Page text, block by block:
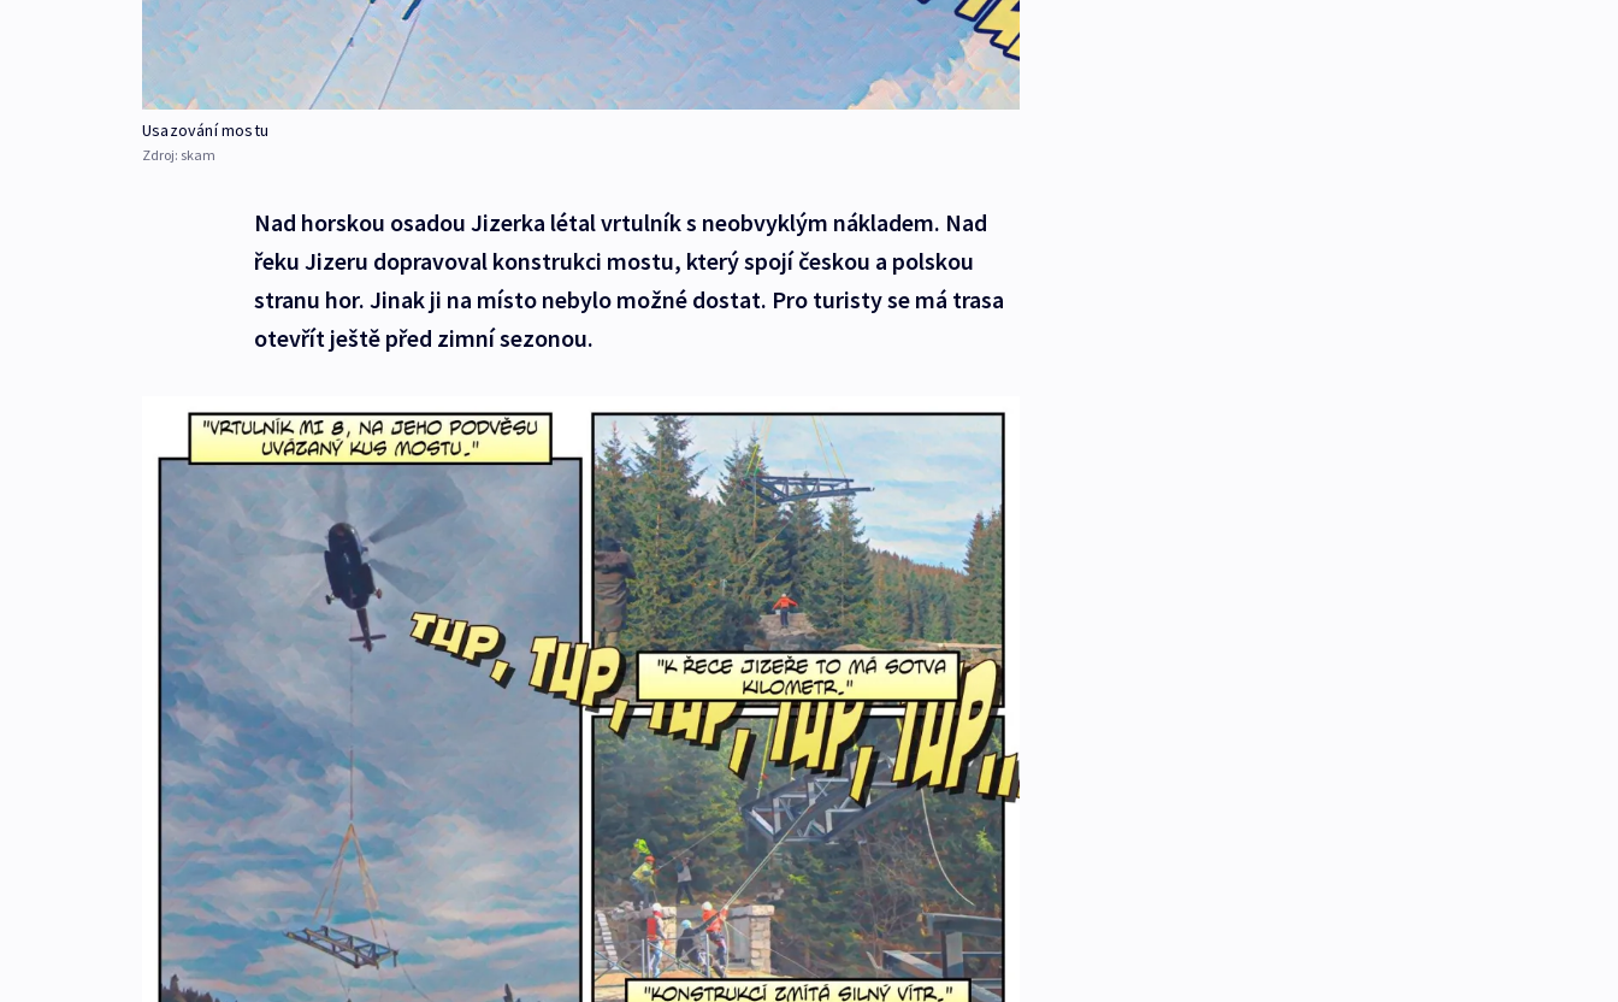
Usazování mostu
Zdroj: skam
Nad horskou osadou Jizerka létal vrtulník s neobvyklým nákladem. Nad
řeku Jizeru dopravoval konstrukci mostu, který spojí českou a polskou
stranu hor. Jinak ji na místo nebylo možné dostat. Pro turisty se má trasa
otevřít ještě před zimní sezonou.